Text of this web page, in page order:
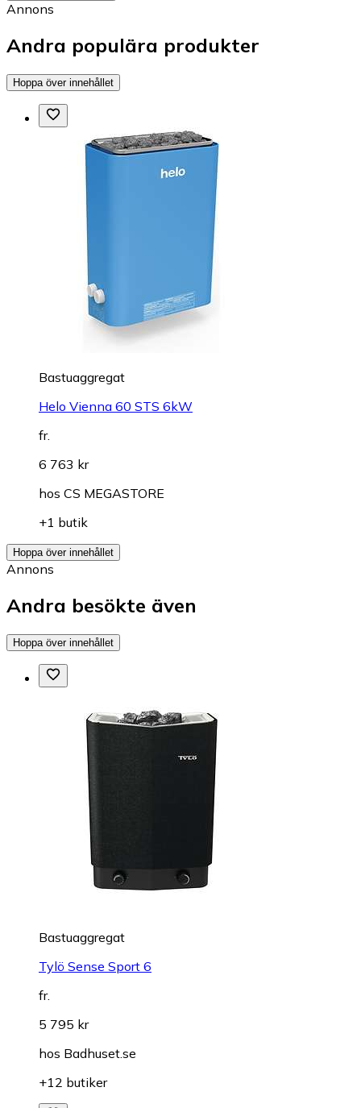
Annons
Andra populära produkter
Hoppa över innehållet
Bastuaggregat
Helo Vienna 60 STS 6kW
fr.
6 763 kr
hos CS MEGASTORE
+1 butik
Hoppa över innehållet
Annons
Andra besökte även
Hoppa över innehållet
Bastuaggregat
Tylö Sense Sport 6
fr.
5 795 kr
hos Badhuset.se
+12 butiker